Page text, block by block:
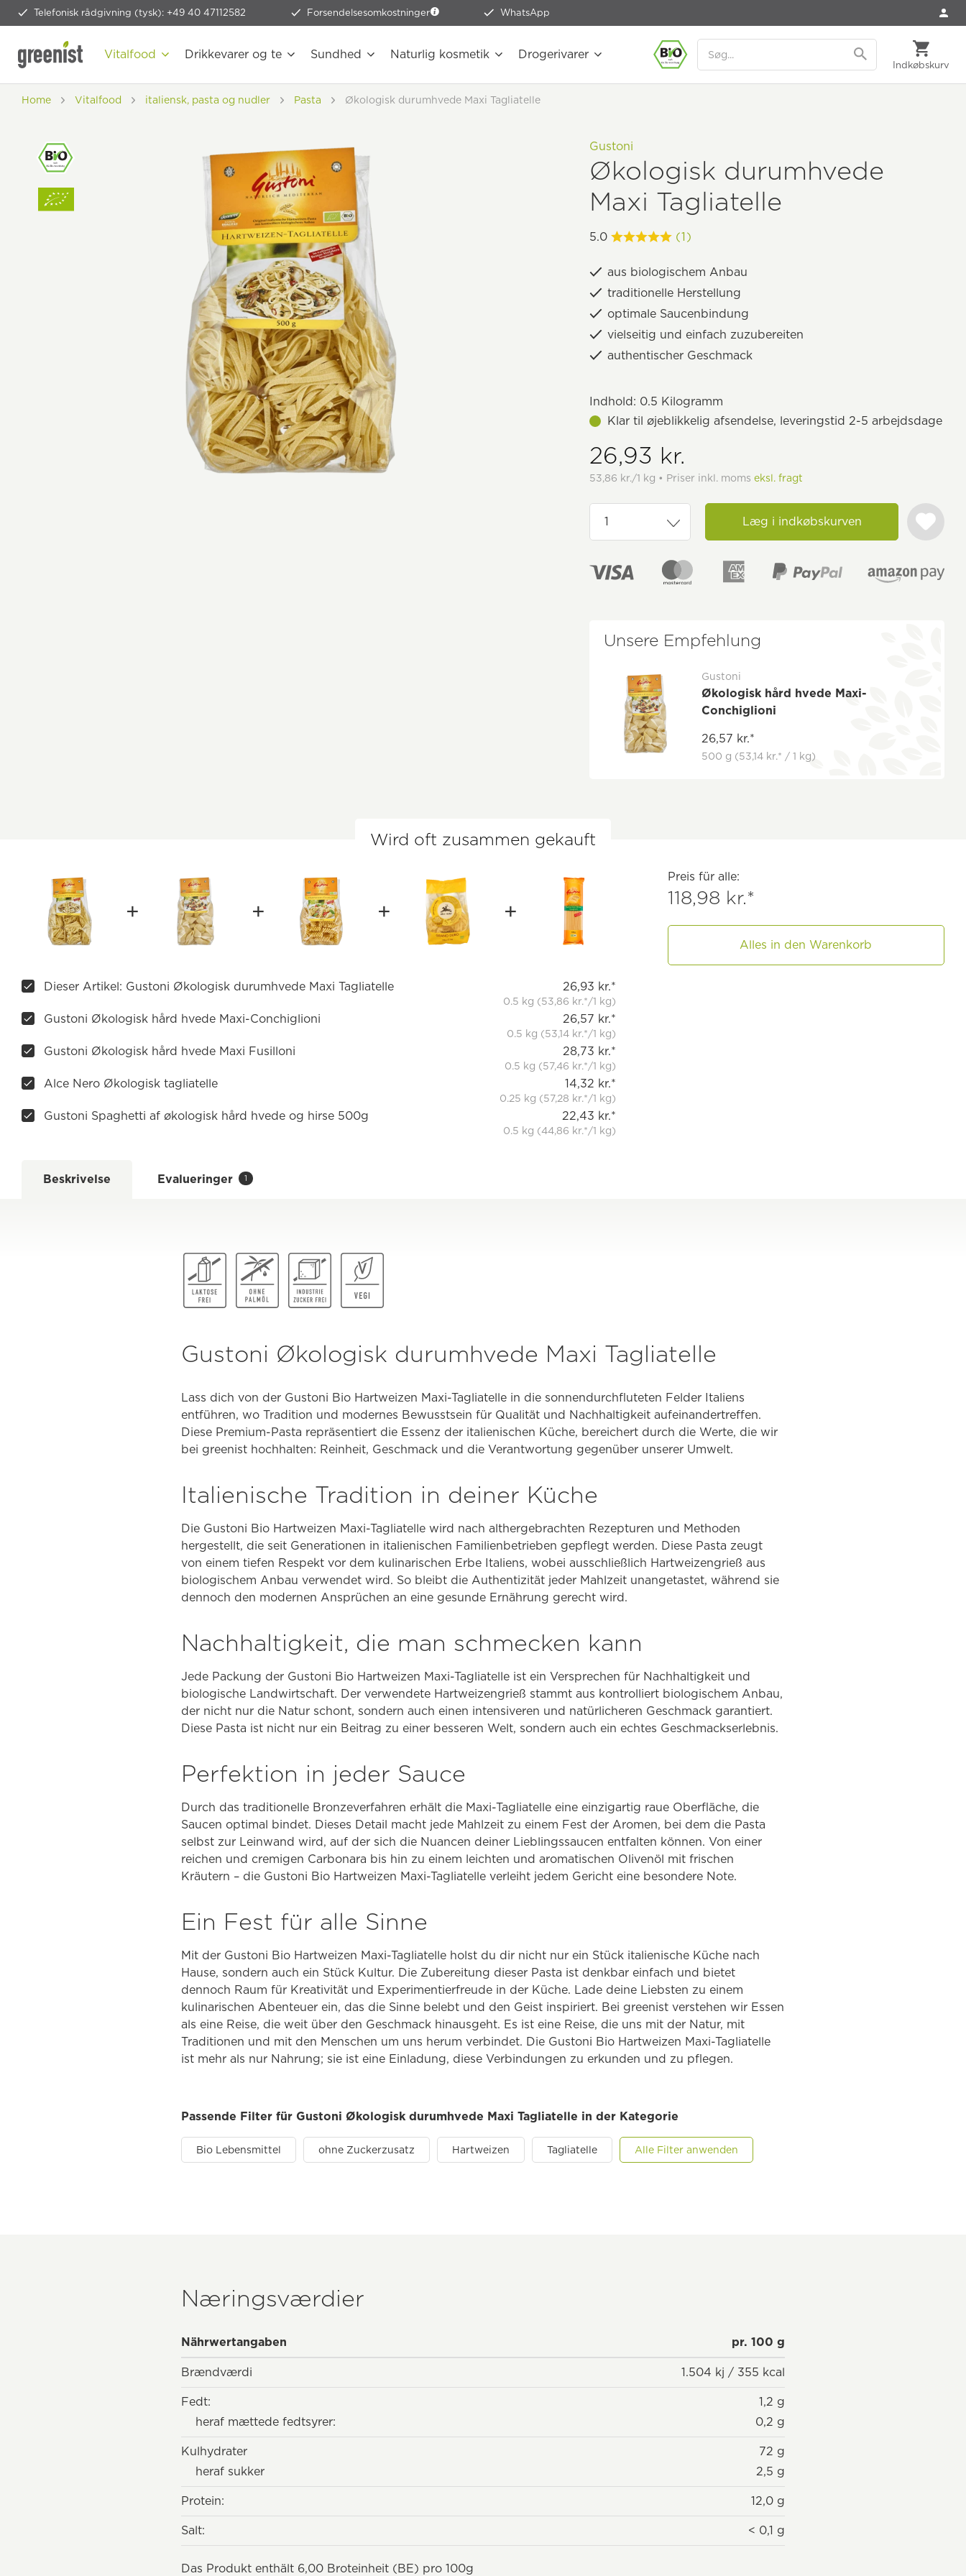
Telefonisk rådgivning (tysk): +49 40 47112582 Forsendelsesomkostninger WhatsApp
Indkøbskurv
Vitalfood Drikkevarer og te Sundhed Naturlig kosmetik Drogerivarer
Home Vitalfood italiensk, pasta og nudler Pasta Økologisk durumhvede Maxi Tagliatelle
Gustoni
Økologisk durumhvede
Maxi Tagliatelle
5.0 (1)
aus biologischem Anbau
traditionelle Herstellung
optimale Saucenbindung
vielseitig und einfach zuzubereiten
authentischer Geschmack
Indhold: 0.5 Kilogramm
Klar til øjeblikkelig afsendelse, leveringstid 2-5 arbejdsdage
26,93 kr.
53,86 kr./1 kg • Priser inkl. momseksl. fragt
Læg i indkøbskurven
Unsere Empfehlung
Gustoni
Økologisk hård hvede Maxi-
Conchiglioni
26,57 kr.*
500 g (53,14 kr.* / 1 kg)
Wird oft zusammen gekauft
Preis für alle:
118,98 kr.*
Alles in den Warenkorb
Dieser Artikel: Gustoni Økologisk durumhvede Maxi Tagliatelle 26,93 kr.*
0.5 kg (53,86 kr.*/1 kg)
Gustoni Økologisk hård hvede Maxi-Conchiglioni 26,57 kr.*
0.5 kg (53,14 kr.*/1 kg)
Gustoni Økologisk hård hvede Maxi Fusilloni 28,73 kr.*
0.5 kg (57,46 kr.*/1 kg)
Alce Nero Økologisk tagliatelle 14,32 kr.*
0.25 kg (57,28 kr.*/1 kg)
Gustoni Spaghetti af økologisk hård hvede og hirse 500g 22,43 kr.*
0.5 kg (44,86 kr.*/1 kg)
Beskrivelse Evalueringer 1
Gustoni Økologisk durumhvede Maxi Tagliatelle
Lass dich von der Gustoni Bio Hartweizen Maxi-Tagliatelle in die sonnendurchfluteten Felder Italiens
entführen, wo Tradition und modernes Bewusstsein für Qualität und Nachhaltigkeit aufeinandertreffen.
Diese Premium-Pasta repräsentiert die Essenz der italienischen Küche, bereichert durch die Werte, die wir
bei greenist hochhalten: Reinheit, Geschmack und die Verantwortung gegenüber unserer Umwelt.
Italienische Tradition in deiner Küche
Die Gustoni Bio Hartweizen Maxi-Tagliatelle wird nach althergebrachten Rezepturen und Methoden
hergestellt, die seit Generationen in italienischen Familienbetrieben gepflegt werden. Diese Pasta zeugt
von einem tiefen Respekt vor dem kulinarischen Erbe Italiens, wobei ausschließlich Hartweizengrieß aus
biologischem Anbau verwendet wird. So bleibt die Authentizität jeder Mahlzeit unangetastet, während sie
dennoch den modernen Ansprüchen an eine gesunde Ernährung gerecht wird.
Nachhaltigkeit, die man schmecken kann
Jede Packung der Gustoni Bio Hartweizen Maxi-Tagliatelle ist ein Versprechen für Nachhaltigkeit und
biologische Landwirtschaft. Der verwendete Hartweizengrieß stammt aus kontrolliert biologischem Anbau,
der nicht nur die Natur schont, sondern auch einen intensiveren und natürlicheren Geschmack garantiert.
Diese Pasta ist nicht nur ein Beitrag zu einer besseren Welt, sondern auch ein echtes Geschmackserlebnis.
Perfektion in jeder Sauce
Durch das traditionelle Bronzeverfahren erhält die Maxi-Tagliatelle eine einzigartig raue Oberfläche, die
Saucen optimal bindet. Dieses Detail macht jede Mahlzeit zu einem Fest der Aromen, bei dem die Pasta
selbst zur Leinwand wird, auf der sich die Nuancen deiner Lieblingssaucen entfalten können. Von einer
reichen und cremigen Carbonara bis hin zu einem leichten und aromatischen Olivenöl mit frischen
Kräutern – die Gustoni Bio Hartweizen Maxi-Tagliatelle verleiht jedem Gericht eine besondere Note.
Ein Fest für alle Sinne
Mit der Gustoni Bio Hartweizen Maxi-Tagliatelle holst du dir nicht nur ein Stück italienische Küche nach
Hause, sondern auch ein Stück Kultur. Die Zubereitung dieser Pasta ist denkbar einfach und bietet
dennoch Raum für Kreativität und Experimentierfreude in der Küche. Lade deine Liebsten zu einem
kulinarischen Abenteuer ein, das die Sinne belebt und den Geist inspiriert. Bei greenist verstehen wir Essen
als eine Reise, die weit über den Geschmack hinausgeht. Es ist eine Reise, die uns mit der Natur, mit
Traditionen und mit den Menschen um uns herum verbindet. Die Gustoni Bio Hartweizen Maxi-Tagliatelle
ist mehr als nur Nahrung; sie ist eine Einladung, diese Verbindungen zu erkunden und zu pflegen.
Passende Filter für Gustoni Økologisk durumhvede Maxi Tagliatelle in der Kategorie
Bio Lebensmittel ohne Zuckerzusatz Hartweizen Tagliatelle Alle Filter anwenden
Næringsværdier
Nährwertangaben pr. 100 g
Brændværdi 1.504 kj / 355 kcal
Fedt:
1,2 g
heraf mættede fedtsyrer:
0,2 g
Kulhydrater
72 g
heraf sukker
2,5 g
Protein: 12,0 g
Salt: < 0,1 g
Das Produkt enthält 6,00 Broteinheit (BE) pro 100g